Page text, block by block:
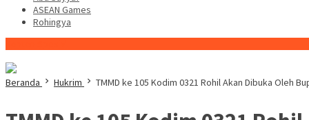
ASEAN Games
Rohingya
Beranda Hukrim TMMD ke 105 Kodim 0321 Rohil Akan Dibuka Oleh